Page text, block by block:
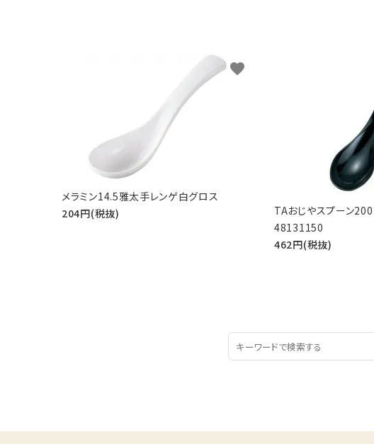
メラミン14.5雅太手レンゲ白グロス
204円(税抜)
favorite
TAおじやスプーン200
48131150
462円(税抜)